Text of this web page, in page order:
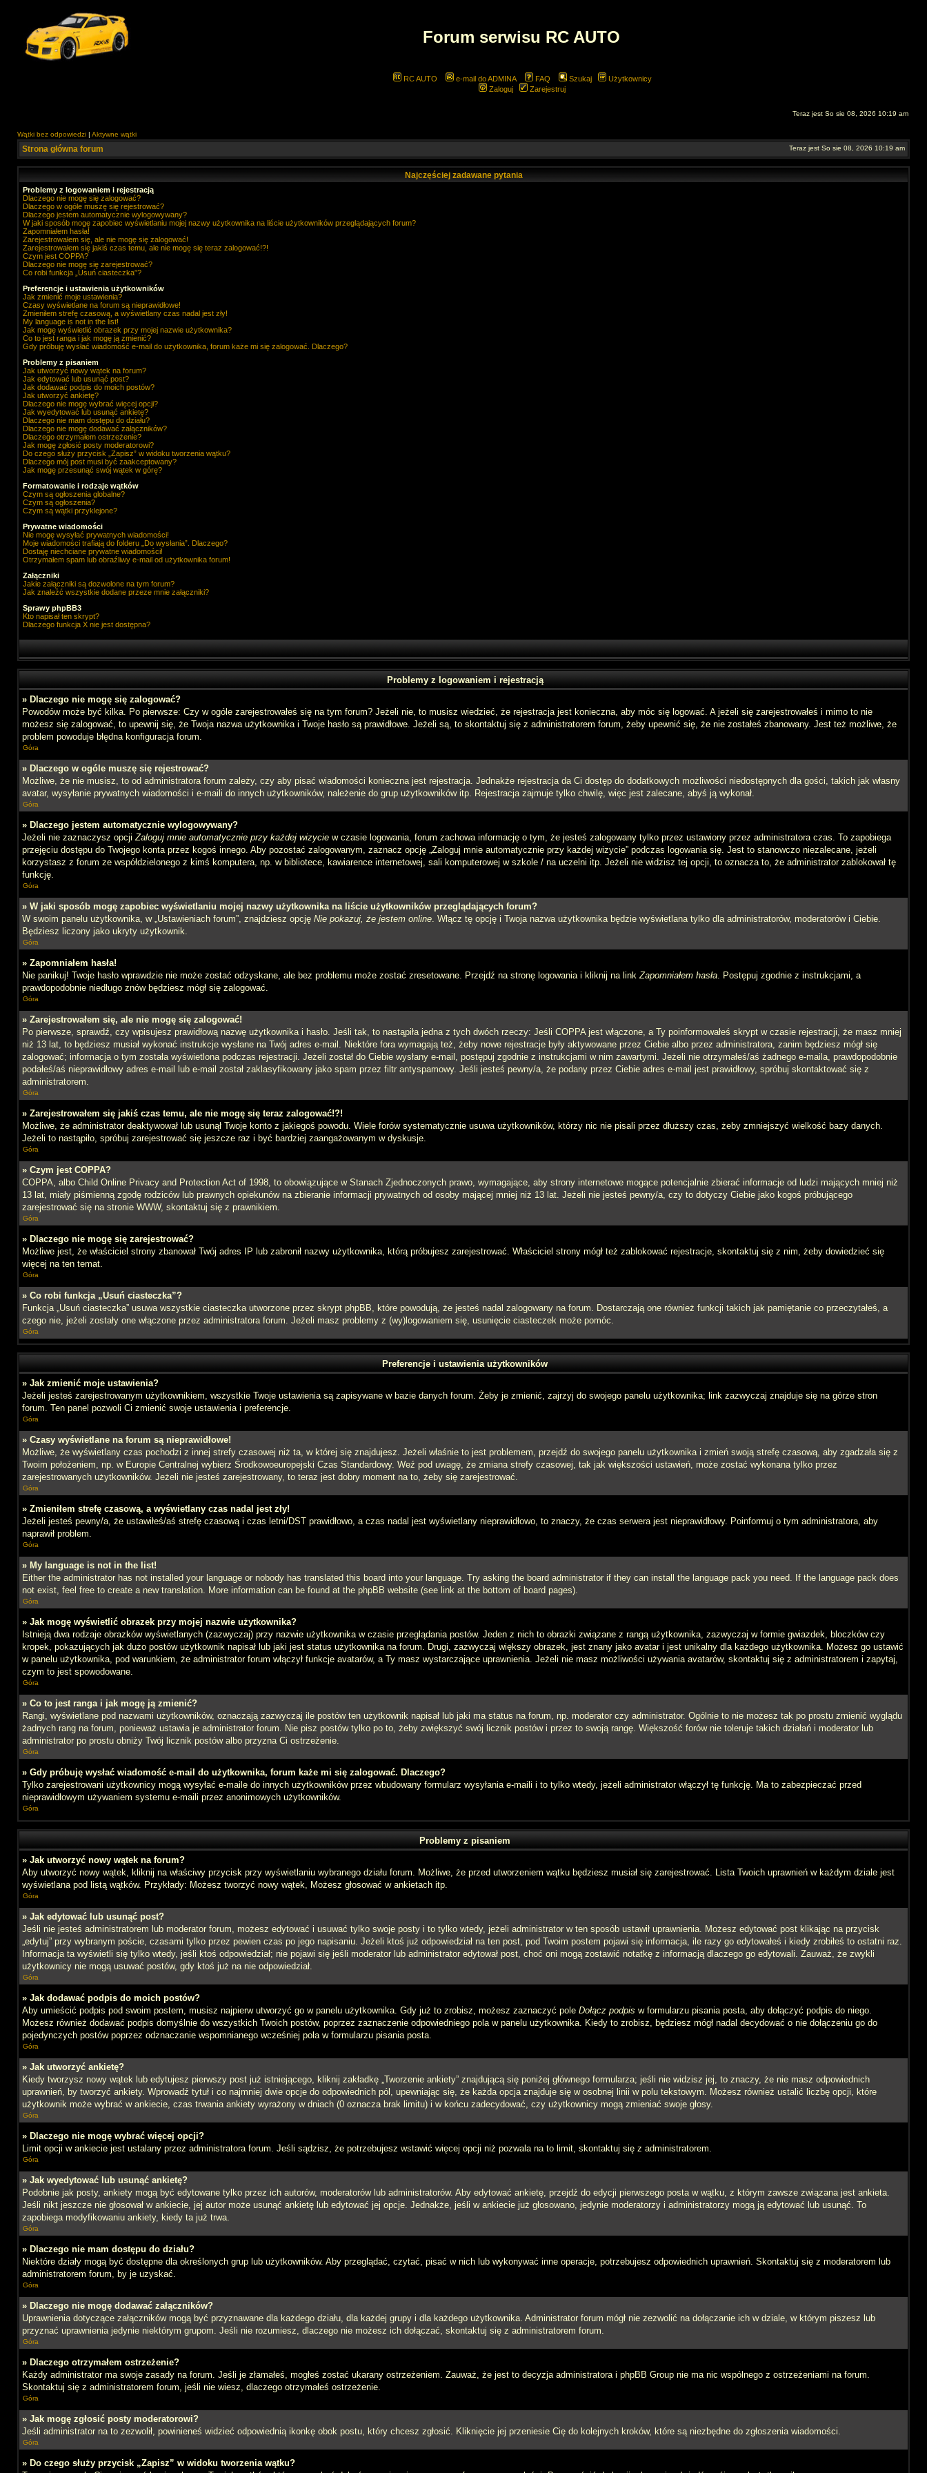
Forum serwisu RC AUTO
RC AUTO e-mail do ADMINA FAQ Szukaj
Użytkownicy
Zaloguj
Zarejestruj
Teraz jest So sie 08, 2026 10:19 am
Wątki bez odpowiedzi | Aktywne wątki
Strona główna forum Teraz jest So sie 08, 2026 10:19 am
Najczęściej zadawane pytania
Problemy z logowaniem i rejestracją
Dlaczego nie mogę się zalogować?
Dlaczego w ogóle muszę się rejestrować?
Dlaczego jestem automatycznie wylogowywany?
W jaki sposób mogę zapobiec wyświetlaniu mojej nazwy użytkownika na liście użytkowników przeglądających forum?
Zapomniałem hasła!
Zarejestrowałem się, ale nie mogę się zalogować!
Zarejestrowałem się jakiś czas temu, ale nie mogę się teraz zalogować!?!
Czym jest COPPA?
Dlaczego nie mogę się zarejestrować?
Co robi funkcja „Usuń ciasteczka”?
Preferencje i ustawienia użytkowników
Jak zmienić moje ustawienia?
Czasy wyświetlane na forum są nieprawidłowe!
Zmieniłem strefę czasową, a wyświetlany czas nadal jest zły!
My language is not in the list!
Jak mogę wyświetlić obrazek przy mojej nazwie użytkownika?
Co to jest ranga i jak mogę ją zmienić?
Gdy próbuję wysłać wiadomość e-mail do użytkownika, forum każe mi się zalogować. Dlaczego?
Problemy z pisaniem
Jak utworzyć nowy wątek na forum?
Jak edytować lub usunąć post?
Jak dodawać podpis do moich postów?
Jak utworzyć ankietę?
Dlaczego nie mogę wybrać więcej opcji?
Jak wyedytować lub usunąć ankietę?
Dlaczego nie mam dostępu do działu?
Dlaczego nie mogę dodawać załączników?
Dlaczego otrzymałem ostrzeżenie?
Jak mogę zgłosić posty moderatorowi?
Do czego służy przycisk „Zapisz” w widoku tworzenia wątku?
Dlaczego mój post musi być zaakceptowany?
Jak mogę przesunąć swój wątek w górę?
Formatowanie i rodzaje wątków
Czym są ogłoszenia globalne?
Czym są ogłoszenia?
Czym są wątki przyklejone?
Prywatne wiadomości
Nie mogę wysyłać prywatnych wiadomości!
Moje wiadomości trafiają do folderu „Do wysłania”. Dlaczego?
Dostaję niechciane prywatne wiadomości!
Otrzymałem spam lub obraźliwy e-mail od użytkownika forum!
Załączniki
Jakie załączniki są dozwolone na tym forum?
Jak znaleźć wszystkie dodane przeze mnie załączniki?
Sprawy phpBB3
Kto napisał ten skrypt?
Dlaczego funkcja X nie jest dostępna?
Problemy z logowaniem i rejestracją
» Dlaczego nie mogę się zalogować?
Powodów może być kilka. Po pierwsze: Czy w ogóle zarejestrowałeś się na tym forum? Jeżeli nie, to musisz wiedzieć, że rejestracja jest konieczna, aby móc się logować. A jeżeli się zarejestrowałeś i mimo to nie
możesz się zalogować, to upewnij się, że Twoja nazwa użytkownika i Twoje hasło są prawidłowe. Jeżeli są, to skontaktuj się z administratorem forum, żeby upewnić się, że nie zostałeś zbanowany. Jest też możliwe, że
problem powoduje błędna konfiguracja forum.
Góra
» Dlaczego w ogóle muszę się rejestrować?
Możliwe, że nie musisz, to od administratora forum zależy, czy aby pisać wiadomości konieczna jest rejestracja. Jednakże rejestracja da Ci dostęp do dodatkowych możliwości niedostępnych dla gości, takich jak własny
avatar, wysyłanie prywatnych wiadomości i e-maili do innych użytkowników, należenie do grup użytkowników itp. Rejestracja zajmuje tylko chwilę, więc jest zalecane, abyś ją wykonał.
Góra
» Dlaczego jestem automatycznie wylogowywany?
Jeżeli nie zaznaczysz opcjiZaloguj mnie automatycznie przy każdej wizycie w czasie logowania, forum zachowa informację o tym, że jesteś zalogowany tylko przez ustawiony przez administratora czas. To zapobiega
przejęciu dostępu do Twojego konta przez kogoś innego. Aby pozostać zalogowanym, zaznacz opcję „Zaloguj mnie automatycznie przy każdej wizycie” podczas logowania się. Jest to stanowczo niezalecane, jeżeli
korzystasz z forum ze współdzielonego z kimś komputera, np. w bibliotece, kawiarence internetowej, sali komputerowej w szkole / na uczelni itp. Jeżeli nie widzisz tej opcji, to oznacza to, że administrator zablokował tę
funkcję.
Góra
» W jaki sposób mogę zapobiec wyświetlaniu mojej nazwy użytkownika na liście użytkowników przeglądających forum?
W swoim panelu użytkownika, w „Ustawieniach forum”, znajdziesz opcję Nie pokazuj, że jestem online. Włącz tę opcję i Twoja nazwa użytkownika będzie wyświetlana tylko dla administratorów, moderatorów i Ciebie.
Będziesz liczony jako ukryty użytkownik.
Góra
» Zapomniałem hasła!
Nie panikuj! Twoje hasło wprawdzie nie może zostać odzyskane, ale bez problemu może zostać zresetowane. Przejdź na stronę logowania i kliknij na linkZapomniałem hasła. Postępuj zgodnie z instrukcjami, a
prawdopodobnie niedługo znów będziesz mógł się zalogować.
Góra
» Zarejestrowałem się, ale nie mogę się zalogować!
Po pierwsze, sprawdź, czy wpisujesz prawidłową nazwę użytkownika i hasło. Jeśli tak, to nastąpiła jedna z tych dwóch rzeczy: Jeśli COPPA jest włączone, a Ty poinformowałeś skrypt w czasie rejestracji, że masz mniej
niż 13 lat, to będziesz musiał wykonać instrukcje wysłane na Twój adres e-mail. Niektóre fora wymagają też, żeby nowe rejestracje były aktywowane przez Ciebie albo przez administratora, zanim będziesz mógł się
zalogować; informacja o tym została wyświetlona podczas rejestracji. Jeżeli został do Ciebie wysłany e-mail, postępuj zgodnie z instrukcjami w nim zawartymi. Jeżeli nie otrzymałeś/aś żadnego e-maila, prawdopodobnie
podałeś/aś nieprawidłowy adres e-mail lub e-mail został zaklasyfikowany jako spam przez filtr antyspamowy. Jeśli jesteś pewny/a, że podany przez Ciebie adres e-mail jest prawidłowy, spróbuj skontaktować się z
administratorem.
Góra
» Zarejestrowałem się jakiś czas temu, ale nie mogę się teraz zalogować!?!
Możliwe, że administrator deaktywował lub usunął Twoje konto z jakiegoś powodu. Wiele forów systematycznie usuwa użytkowników, którzy nic nie pisali przez dłuższy czas, żeby zmniejszyć wielkość bazy danych.
Jeżeli to nastąpiło, spróbuj zarejestrować się jeszcze raz i być bardziej zaangażowanym w dyskusje.
Góra
» Czym jest COPPA?
COPPA, albo Child Online Privacy and Protection Act of 1998, to obowiązujące w Stanach Zjednoczonych prawo, wymagające, aby strony internetowe mogące potencjalnie zbierać informacje od ludzi mających mniej niż
13 lat, miały piśmienną zgodę rodziców lub prawnych opiekunów na zbieranie informacji prywatnych od osoby mającej mniej niż 13 lat. Jeżeli nie jesteś pewny/a, czy to dotyczy Ciebie jako kogoś próbującego
zarejestrować się na stronie WWW, skontaktuj się z prawnikiem.
Góra
» Dlaczego nie mogę się zarejestrować?
Możliwe jest, że właściciel strony zbanował Twój adres IP lub zabronił nazwy użytkownika, którą próbujesz zarejestrować. Właściciel strony mógł też zablokować rejestracje, skontaktuj się z nim, żeby dowiedzieć się
więcej na ten temat.
Góra
» Co robi funkcja „Usuń ciasteczka”?
Funkcja „Usuń ciasteczka” usuwa wszystkie ciasteczka utworzone przez skrypt phpBB, które powodują, że jesteś nadal zalogowany na forum. Dostarczają one również funkcji takich jak pamiętanie co przeczytałeś, a
czego nie, jeżeli zostały one włączone przez administratora forum. Jeżeli masz problemy z (wy)logowaniem się, usunięcie ciasteczek może pomóc.
Góra
Preferencje i ustawienia użytkowników
» Jak zmienić moje ustawienia?
Jeżeli jesteś zarejestrowanym użytkownikiem, wszystkie Twoje ustawienia są zapisywane w bazie danych forum. Żeby je zmienić, zajrzyj do swojego panelu użytkownika; link zazwyczaj znajduje się na górze stron
forum. Ten panel pozwoli Ci zmienić swoje ustawienia i preferencje.
Góra
» Czasy wyświetlane na forum są nieprawidłowe!
Możliwe, że wyświetlany czas pochodzi z innej strefy czasowej niż ta, w której się znajdujesz. Jeżeli właśnie to jest problemem, przejdź do swojego panelu użytkownika i zmień swoją strefę czasową, aby zgadzała się z
Twoim położeniem, np. w Europie Centralnej wybierz Środkowoeuropejski Czas Standardowy. Weź pod uwagę, że zmiana strefy czasowej, tak jak większości ustawień, może zostać wykonana tylko przez
zarejestrowanych użytkowników. Jeżeli nie jesteś zarejestrowany, to teraz jest dobry moment na to, żeby się zarejestrować.
Góra
» Zmieniłem strefę czasową, a wyświetlany czas nadal jest zły!
Jeżeli jesteś pewny/a, że ustawiłeś/aś strefę czasową i czas letni/DST prawidłowo, a czas nadal jest wyświetlany nieprawidłowo, to znaczy, że czas serwera jest nieprawidłowy. Poinformuj o tym administratora, aby
naprawił problem.
Góra
» My language is not in the list!
Either the administrator has not installed your language or nobody has translated this board into your language. Try asking the board administrator if they can install the language pack you need. If the language pack does
not exist, feel free to create a new translation. More information can be found at the phpBB website (see link at the bottom of board pages).
Góra
» Jak mogę wyświetlić obrazek przy mojej nazwie użytkownika?
Istnieją dwa rodzaje obrazków wyświetlanych (zazwyczaj) przy nazwie użytkownika w czasie przeglądania postów. Jeden z nich to obrazki związane z rangą użytkownika, zazwyczaj w formie gwiazdek, bloczków czy
kropek, pokazujących jak dużo postów użytkownik napisał lub jaki jest status użytkownika na forum. Drugi, zazwyczaj większy obrazek, jest znany jako avatar i jest unikalny dla każdego użytkownika. Możesz go ustawić
w panelu użytkownika, pod warunkiem, że administrator forum włączył funkcje avatarów, a Ty masz wystarczające uprawnienia. Jeżeli nie masz możliwości używania avatarów, skontaktuj się z administratorem i zapytaj,
czym to jest spowodowane.
Góra
» Co to jest ranga i jak mogę ją zmienić?
Rangi, wyświetlane pod nazwami użytkowników, oznaczają zazwyczaj ile postów ten użytkownik napisał lub jaki ma status na forum, np. moderator czy administrator. Ogólnie to nie możesz tak po prostu zmienić wyglądu
żadnych rang na forum, ponieważ ustawia je administrator forum. Nie pisz postów tylko po to, żeby zwiększyć swój licznik postów i przez to swoją rangę. Większość forów nie toleruje takich działań i moderator lub
administrator po prostu obniży Twój licznik postów albo przyzna Ci ostrzeżenie.
Góra
» Gdy próbuję wysłać wiadomość e-mail do użytkownika, forum każe mi się zalogować. Dlaczego?
Tylko zarejestrowani użytkownicy mogą wysyłać e-maile do innych użytkowników przez wbudowany formularz wysyłania e-maili i to tylko wtedy, jeżeli administrator włączył tę funkcję. Ma to zabezpieczać przed
nieprawidłowym używaniem systemu e-maili przez anonimowych użytkowników.
Góra
Problemy z pisaniem
» Jak utworzyć nowy wątek na forum?
Aby utworzyć nowy wątek, kliknij na właściwy przycisk przy wyświetlaniu wybranego działu forum. Możliwe, że przed utworzeniem wątku będziesz musiał się zarejestrować. Lista Twoich uprawnień w każdym dziale jest
wyświetlana pod listą wątków. Przykłady: Możesz tworzyć nowy wątek, Możesz głosować w ankietach itp.
Góra
» Jak edytować lub usunąć post?
Jeśli nie jesteś administratorem lub moderator forum, możesz edytować i usuwać tylko swoje posty i to tylko wtedy, jeżeli administrator w ten sposób ustawił uprawnienia. Możesz edytować post klikając na przycisk
„edytuj” przy wybranym poście, czasami tylko przez pewien czas po jego napisaniu. Jeżeli ktoś już odpowiedział na ten post, pod Twoim postem pojawi się informacja, ile razy go edytowałeś i kiedy zrobiłeś to ostatni raz.
Informacja ta wyświetli się tylko wtedy, jeśli ktoś odpowiedział; nie pojawi się jeśli moderator lub administrator edytował post, choć oni mogą zostawić notatkę z informacją dlaczego go edytowali. Zauważ, że zwykli
użytkownicy nie mogą usuwać postów, gdy ktoś już na nie odpowiedział.
Góra
» Jak dodawać podpis do moich postów?
Aby umieścić podpis pod swoim postem, musisz najpierw utworzyć go w panelu użytkownika. Gdy już to zrobisz, możesz zaznaczyć pole Dołącz podpis w formularzu pisania posta, aby dołączyć podpis do niego.
Możesz również dodawać podpis domyślnie do wszystkich Twoich postów, poprzez zaznaczenie odpowiedniego pola w panelu użytkownika. Kiedy to zrobisz, będziesz mógł nadal decydować o nie dołączeniu go do
pojedynczych postów poprzez odznaczanie wspomnianego wcześniej pola w formularzu pisania posta.
Góra
» Jak utworzyć ankietę?
Kiedy tworzysz nowy wątek lub edytujesz pierwszy post już istniejącego, kliknij zakładkę „Tworzenie ankiety” znajdującą się poniżej głównego formularza; jeśli nie widzisz jej, to znaczy, że nie masz odpowiednich
uprawnień, by tworzyć ankiety. Wprowadź tytuł i co najmniej dwie opcje do odpowiednich pól, upewniając się, że każda opcja znajduje się w osobnej linii w polu tekstowym. Możesz również ustalić liczbę opcji, które
użytkownik może wybrać w ankiecie, czas trwania ankiety wyrażony w dniach (0 oznacza brak limitu) i w końcu zadecydować, czy użytkownicy mogą zmieniać swoje głosy.
Góra
» Dlaczego nie mogę wybrać więcej opcji?
Limit opcji w ankiecie jest ustalany przez administratora forum. Jeśli sądzisz, że potrzebujesz wstawić więcej opcji niż pozwala na to limit, skontaktuj się z administratorem.
Góra
» Jak wyedytować lub usunąć ankietę?
Podobnie jak posty, ankiety mogą być edytowane tylko przez ich autorów, moderatorów lub administratorów. Aby edytować ankietę, przejdź do edycji pierwszego posta w wątku, z którym zawsze związana jest ankieta.
Jeśli nikt jeszcze nie głosował w ankiecie, jej autor może usunąć ankietę lub edytować jej opcje. Jednakże, jeśli w ankiecie już głosowano, jedynie moderatorzy i administratorzy mogą ją edytować lub usunąć. To
zapobiega modyfikowaniu ankiety, kiedy ta już trwa.
Góra
» Dlaczego nie mam dostępu do działu?
Niektóre działy mogą być dostępne dla określonych grup lub użytkowników. Aby przeglądać, czytać, pisać w nich lub wykonywać inne operacje, potrzebujesz odpowiednich uprawnień. Skontaktuj się z moderatorem lub
administratorem forum, by je uzyskać.
Góra
» Dlaczego nie mogę dodawać załączników?
Uprawnienia dotyczące załączników mogą być przyznawane dla każdego działu, dla każdej grupy i dla każdego użytkownika. Administrator forum mógł nie zezwolić na dołączanie ich w dziale, w którym piszesz lub
przyznać uprawnienia jedynie niektórym grupom. Jeśli nie rozumiesz, dlaczego nie możesz ich dołączać, skontaktuj się z administratorem forum.
Góra
» Dlaczego otrzymałem ostrzeżenie?
Każdy administrator ma swoje zasady na forum. Jeśli je złamałeś, mogłeś zostać ukarany ostrzeżeniem. Zauważ, że jest to decyzja administratora i phpBB Group nie ma nic wspólnego z ostrzeżeniami na forum.
Skontaktuj się z administratorem forum, jeśli nie wiesz, dlaczego otrzymałeś ostrzeżenie.
Góra
» Jak mogę zgłosić posty moderatorowi?
Jeśli administrator na to zezwolił, powinieneś widzieć odpowiednią ikonkę obok postu, który chcesz zgłosić. Kliknięcie jej przeniesie Cię do kolejnych kroków, które są niezbędne do zgłoszenia wiadomości.
Góra
» Do czego służy przycisk „Zapisz” w widoku tworzenia wątku?